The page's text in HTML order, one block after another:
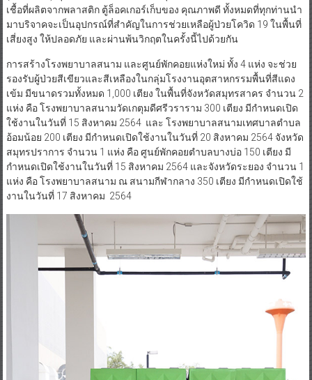
เชื้อที่ผลิตจากพลาสติก ตู้ล็อคเกอร์เก็บของ คุณภาพดี ทั้งหมดที่ทุกท่านนำ
มาบริจาคจะเป็นอุปกรณ์ที่สำคัญในการช่วยเหลือผู้ป่วยโควิด 19 ในพื้นที่
เสี่ยงสูง ให้ปลอดภัย และผ่านพ้นวิกฤตในครั้งนี้ไปด้วยกัน
การสร้างโรงพยาบาลสนาม และศูนย์พักคอยแห่งใหม่ ทั้ง 4 แห่ง จะช่วย
รองรับผู้ป่วยสีเขียวและสีเหลืองในกลุ่มโรงงานอุตสาหกรรมพื้นที่สีแดง
เข้ม มีขนาดรวมทั้งหมด 1,000 เตียง ในพื้นที่จังหวัดสมุทรสาคร จำนวน 2
แห่ง คือ โรงพยาบาลสนามวัดเกตุมดีศรีวราราม 300 เตียง มีกำหนดเปิด
ใช้งานในวันที่ 15 สิงหาคม 2564 และ โรงพยาบาลสนามเทศบาลตำบล
อ้อมน้อย 200 เตียง มีกำหนดเปิดใช้งานในวันที่ 20 สิงหาคม 2564 จังหวัด
สมุทรปราการ จำนวน 1 แห่ง คือ ศูนย์พักคอยตำบลบางบ่อ 150 เตียง มี
กำหนดเปิดใช้งานในวันที่ 15 สิงหาคม 2564 และจังหวัดระยอง จำนวน 1
แห่ง คือ โรงพยาบาลสนาม ณ สนามกีฬากลาง 350 เตียง มีกำหนดเปิดใช้
งานในวันที่ 17 สิงหาคม 2564